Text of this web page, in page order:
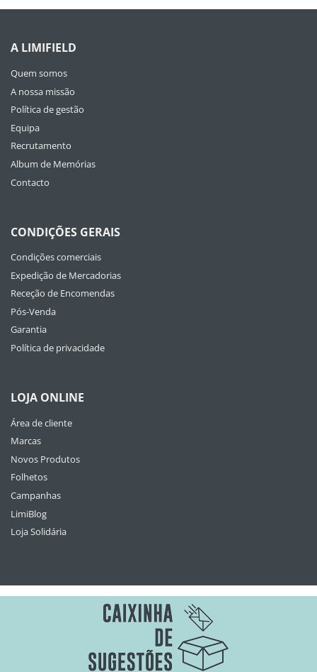
A LIMIFIELD
Quem somos
A nossa missão
Política de gestão
Equipa
Recrutamento
Album de Memórias
Contacto
CONDIÇÕES GERAIS
Condições comerciais
Expedição de Mercadorias
Receção de Encomendas
Pós-Venda
Garantia
Política de privacidade
LOJA ONLINE
Área de cliente
Marcas
Novos Produtos
Folhetos
Campanhas
LimiBlog
Loja Solidária